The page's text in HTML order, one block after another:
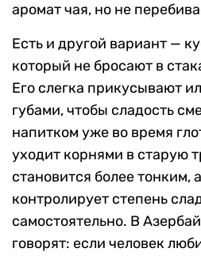
аромат чая, но не
Есть и другой вариант —
который не бросают в
Его слегка прикусывают
губами, чтобы сладость
напитком уже во время
уходит корнями в старую
становится более тонким,
контролирует степень
самостоятельно. В
говорят: если человек